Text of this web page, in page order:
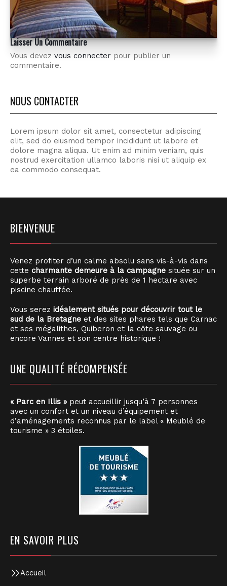
Laisser Un Commentaire
Vous devez vous connecter pour publier un
commentaire.
NOUS CONTACTER
Lorem ipsum dolor sit amet, consectetur adipiscing
elit, sed do eiusmod tempor incididunt ut labore et
dolore magna aliqua. Ut enim ad minim veniam, quis
nostrud exercitation ullamco laboris nisi ut aliquip ex
ea commodo consequat.
BIENVENUE
Venez profiter d’un calme absolu sans vis-à-vis dans
cette charmante demeure à la campagne située sur un
superbe terrain arboré de près de 1 hectare avec
piscine chauffée.
Vous serez idéalement situés pour découvrir tout le
sud de la Bretagne et des sites phares tels que Carnac
et ses mégalithes, Quiberon et la côte sauvage ou
encore Vannes et son centre historique !
UNE QUALITÉ RÉCOMPENSÉE
« Parc en Illis »peut accueillir jusqu’à 7 personnes
avec un confort et un niveau d’équipement et
d’aménagements reconnus par le label « Meublé de
tourisme » 3 étoiles.
EN SAVOIR PLUS
Accueil